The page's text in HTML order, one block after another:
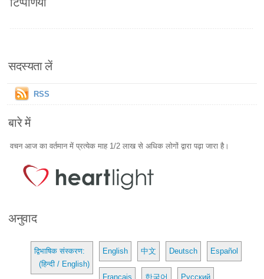
सदस्यता लें
RSS
बारे में
वचन आज का वर्तमान में प्रत्येक माह 1/2 लाख से अधिक लोगों द्वारा पढ़ा जारा है।
अनुवाद
द्विभाषिक संस्करण:
(हिन्दी / English)
English 中文 Deutsch Español
Français 한국어 Русский